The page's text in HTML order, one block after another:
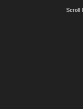
Scroll